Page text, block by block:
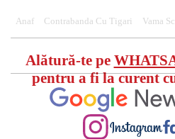
Anaf Contrabanda Cu Tigari Vama
Alătură-te pe
pentru a fi la curent